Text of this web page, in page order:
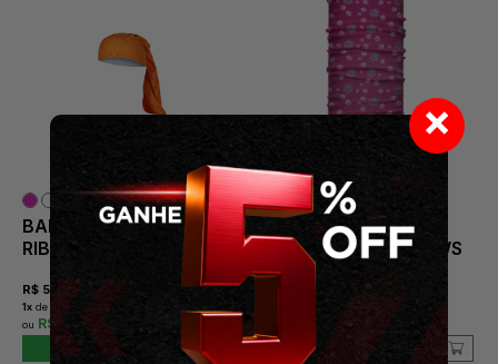
BANDANA MAURO
RIBEIRO
R$ 59,00
1x de
R$ 53,10
BANDANA CICLISMO
ULTRACORE PINK PAWS
49,00
COMPRAR
×